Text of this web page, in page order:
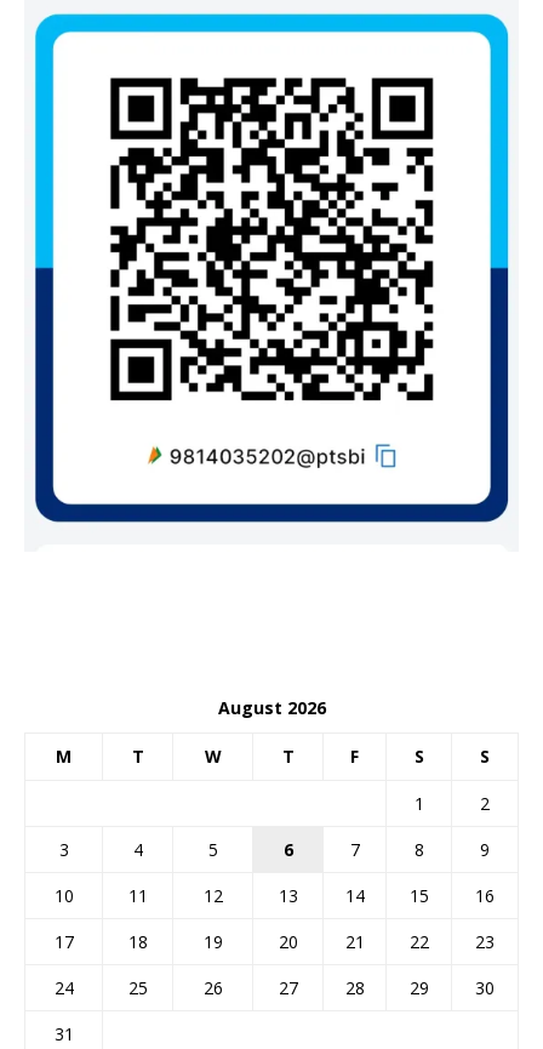
August 2026
M T W T F S S
1
2
3
4 5 6 7 8
9
10
11 12 13 14 15
16
17
18 19 20 21 22
23
24
25 26 27 28 29
30
31